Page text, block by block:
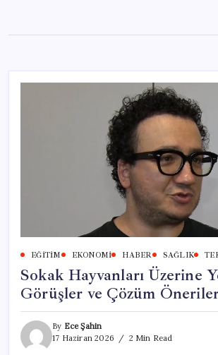
content
EĞITIM EKONOMI HABER SAĞLIK
Sokak Hayvanları Üzerine
Görüşler ve Çözüm
By Ece Şahin
17 Haziran 2026
2 Min Read